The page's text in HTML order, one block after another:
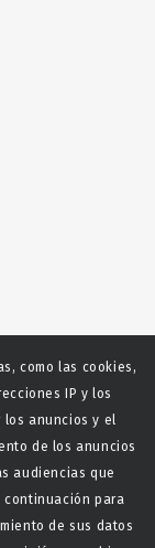
del Centro
como las cookies,
IP y los
anuncios y el
de los anuncios
audiencias que
para
de sus datos